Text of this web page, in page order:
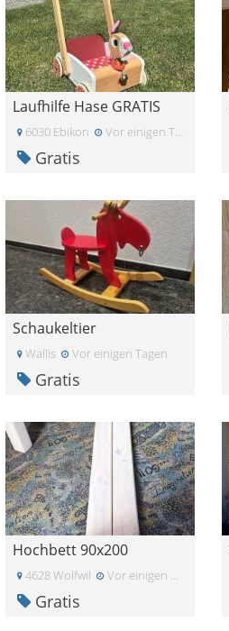
Laufhilfe Hase GRATIS
6030 Ebikon Vor einigen Tagen
Gratis
Schaukeltier
Wallis Vor einigen Tagen
Gratis
Hochbett 90x200
4628 Wolfwil Vor einigen Tagen
Gratis